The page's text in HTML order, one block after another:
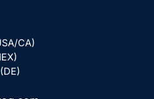
CA)